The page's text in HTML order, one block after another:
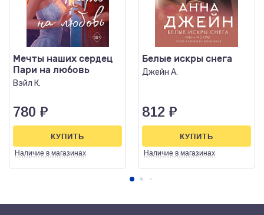
Мечты наших сердец
Пари на любовь
Вэйл К.
780 ₽
Наличие в магазинах
КУПИТЬ
Белые искры снега
Джейн А.
812 ₽
Наличие в магазинах
КУПИТЬ